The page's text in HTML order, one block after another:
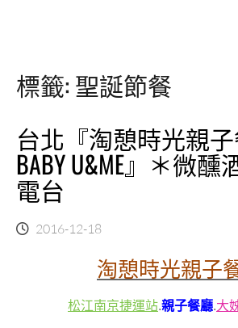
標籤: 聖誕節餐
台北『淘憩時光親子
BABY U&ME』＊微
電台
2016-12-18
淘憩時光親子
松江南京捷運站.親子餐廳.大